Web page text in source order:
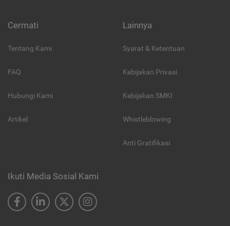
Cermati
Tentang Kami
FAQ
Hubungi Kami
Artikel
Lainnya
Syarat & Ketentuan
Kebijakan Privasi
Kebijakan SMKI
Whistleblowing
Anti Gratifikasi
Ikuti Media Sosial Kami